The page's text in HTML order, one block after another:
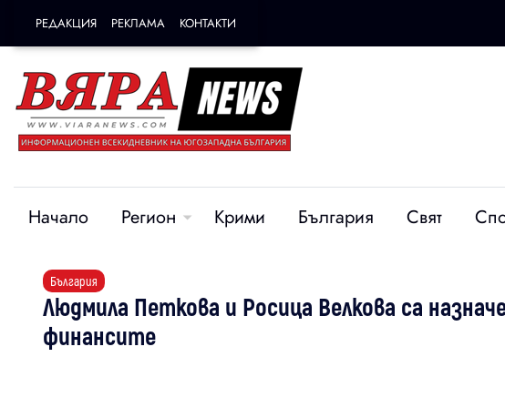
РЕДАКЦИЯ РЕКЛАМА КОНТАКТИ
Начало Регион Крими България Свят
България
Людмила Петкова и Росица Велкова са
финансите